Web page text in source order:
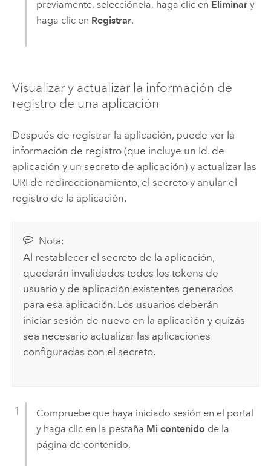
previamente, selecciónela, haga clic en Eliminary
haga clic en Registrar.
Visualizar y actualizar la información de
registro de una aplicación
Después de registrar la aplicación, puede ver la
información de registro (que incluye un Id. de
aplicación y un secreto de aplicación) y actualizar las
URI de redireccionamiento, el secreto y anular el
registro de la aplicación.
Nota:
Al restablecer el secreto de la aplicación,
quedarán invalidados todos los tokens de
usuario y de aplicación existentes generados
para esa aplicación. Los usuarios deberán
iniciar sesión de nuevo en la aplicación y quizás
sea necesario actualizar las aplicaciones
configuradas con el secreto.
Compruebe que haya iniciado sesión en el portal
y haga clic en la pestaña Mi contenido de la
página de contenido.